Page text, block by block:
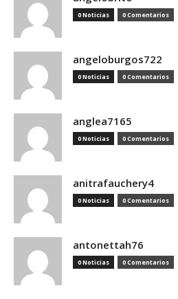
0 Noticias 0 Comentarios
angeloburgos722
0 Noticias 0 Comentarios
anglea7165
0 Noticias 0 Comentarios
anitrafauchery4
0 Noticias 0 Comentarios
antonettah76
0 Noticias 0 Comentarios